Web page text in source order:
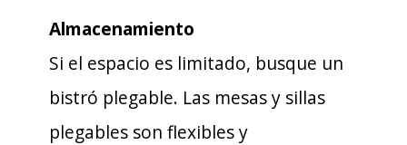
Almacenamiento
Si el espacio es limitado, busque un
bistró plegable. Las mesas y sillas
plegables son flexibles y